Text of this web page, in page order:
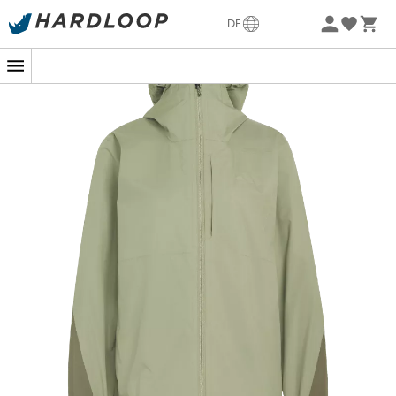
DE
Sommerangebote🔥 -5% EXTRA ab 2 Produkten* Code
Auf ausgetretenen Pfaden oder im tiefen Wald kann das
Wetter manchmal launisch sein. Zum Glück ist die Terrex